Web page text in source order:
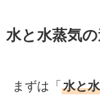
水と水蒸気
まずは「 水と